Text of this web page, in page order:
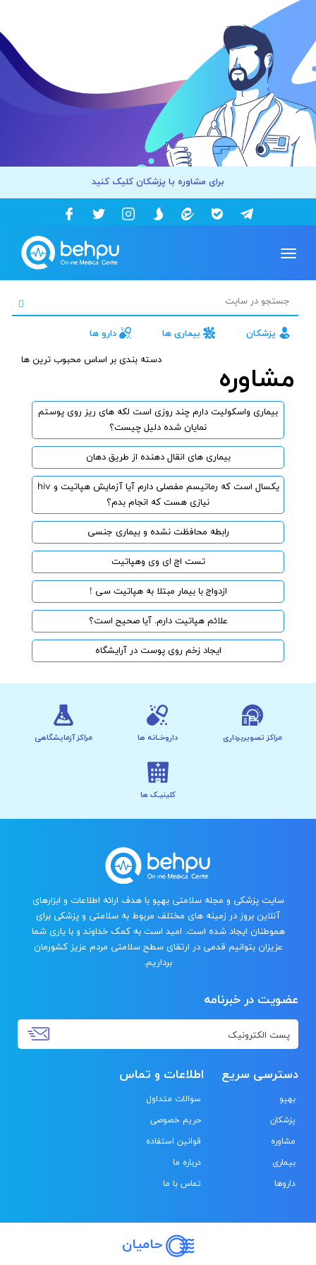
برای مشاوره با پزشکان کلیک کنید
Toggle
پزشکان بیماری ها دارو ها
مشاوره
دسته بندی بر اساس محبوب ترین ها
بیماری واسکولیت دارم چند روزی است لکه های ریز روی پوستم
نمایان شده دلیل چیست؟
بیماری های انقال دهنده از طریق دهان
یکسال است که رماتیسم مفصلی دارم آیا آزمایش هپاتیت و hiv
نیازی هست که انجام بدم؟
رابطه محافظت نشده و بیماری جنسی
تست اچ ای وی وهپاتیت
ازدواج با بیمار مبتلا به هپاتیت سی !
علائم هپاتیت دارم. آیا صحیح است؟
ایجاد زخم روی پوست در آرایشگاه
مراکز تصویربرداری داروخــانه ها مراکز آزمایشگاهی
کلینیـک ها
سایت پزشکی و مجله سلامتی بهپو با هدف ارائه اطلاعات و ابزارهای
آنلاین بروز در زمینه های مختلف مربوط به سلامتی و پزشکی برای
هموطنان ایجاد شده است. امید است به کمک خداوند و با یاری شما
عزیزان بتوانیم قدمی در ارتقای سطح سلامتی مردم عزیز کشورمان
برداریم.
عضویت در خبرنامه
دسترسی سریع
بهپو
پزشکان
مشاوره
بیماری
داروها
اطلاعات و تماس
سوالات متداول
حریم خصوصی
قوانین استفاده
درباره ما
تماس با ما
حامیان